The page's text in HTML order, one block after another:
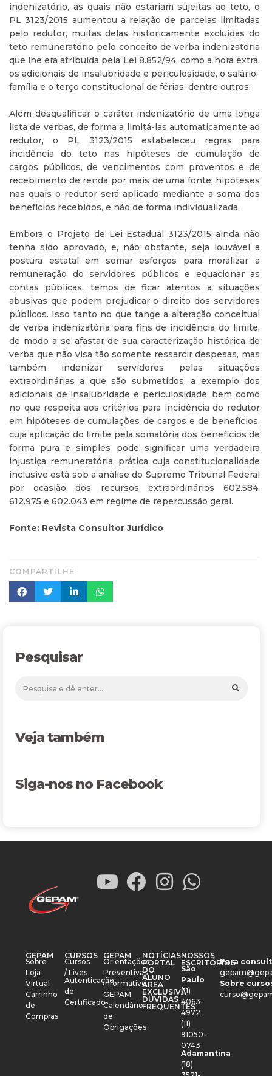
indenizatório, as quais não estariam sujeitas ao teto, o
PL 3123/2015 aumentou a relação de parcelas limitadas
pelo redutor, muitas delas historicamente excluídas do
teto remuneratório pelo conceito de verba indenizatória
que lhe era atribuída pela Lei 8.852/94, como a hora extra,
os adicionais de insalubridade e periculosidade, o salário-
família e o terço constitucional de férias, dentre outros.
Além desqualificar o caráter indenizatório de uma longa
lista de verbas, de forma a limitá-las automaticamente ao
redutor, o PL 3123/2015 estabeleceu regras para
incidência do teto nas hipóteses de cumulação de
cargos públicos, de vencimentos com proventos e de
recebimento de renda por mais de uma fonte, hipóteses
nas quais o redutor será aplicado mediante a soma dos
benefícios recebidos, e não de forma individualizada.
Embora o Projeto de Lei Estadual 3123/2015 ainda não
tenha sido aprovado, e, não obstante, seja louvável a
postura estatal em somar esforços para moralizar a
remuneração do servidores públicos e equacionar as
contas públicas, temos de ficar atentos a situações
abusivas que podem prejudicar o direito dos servidores
públicos. Isso tanto no que tange a alteração conceitual
de verba indenizatória para fins de incidência do limite,
de modo a se afastar de sua caracterização histórica de
verba que não visa tão somente ressarcir despesas, mas
também indenizar servidores pelas situações
extraordinárias a que são submetidos, a exemplo dos
adicionais de insalubridade e periculosidade, bem como
no que respeita aos critérios para incidência do redutor
em hipóteses de cumulações de cargos e de benefícios,
cuja aplicação do limite pela somatória dos benefícios de
forma pura e simples pode significar uma verdadeira
injustiça remuneratória, prática cuja constitucionalidade
inclusive está sob a análise do Supremo Tribunal Federal
por ocasião dos recursos extraordinários 602.584,
612.975 e 602.043 em regime de repercussão geral.
Fonte: Revista Consultor Jurídico
COMPARTILHE
Pesquisar
Veja também
Siga-nos no Facebook
GEPAM
Sobre
Loja
Virtual
Carrinho
de
Compras
CURSOS
Cursos
/ Lives
Autenticação
de
Certificado
GEPAM
Orientações
Preventivas
Informativo
GEPAM
Calendário
de
Obrigações
NOTÍCIAS
PORTAL
DO
ALUNO
ÁREA
EXCLUSIVA
DÚVIDAS
FREQUENTES
NOSSOS
ESCRITÓRIOS
São
Paulo
(11)
4063-
4972
(11)
91050-
0743
Adamantina
(18)
Para
Sobre